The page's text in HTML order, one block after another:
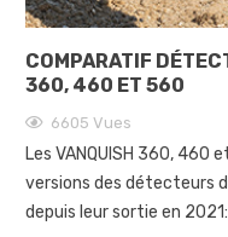
COMPARATIF
360, 460 ET 560
6605 Vues
Les VANQUISH 360, 460
versions des détecteurs
depuis leur sortie en 2021: